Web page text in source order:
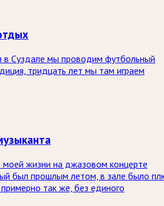
в Суздале мы проводим футбольный
тридцать лет мы там играем
моей жизни на джазовом концерте
был прошлым летом, в зале было
так же, без единого